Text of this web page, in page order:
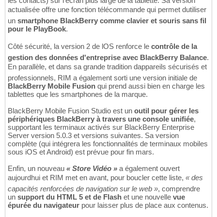
actualisée offre une fonction télécommande qui permet dutiliser
un smartphone BlackBerry comme clavier et souris sans fil
pour le PlayBook.
Côté sécurité, la version 2 de lOS renforce le contrôle de la
gestion des données d'entreprise avec BlackBerry Balance.
En parallèle, et dans sa grande tradition dappareils sécurisés et
professionnels, RIM a également sorti une version initiale de
BlackBerry Mobile Fusion qui prend aussi bien en charge les
tablettes que les smartphones de la marque.
BlackBerry Mobile Fusion Studio est un outil pour gérer les
périphériques BlackBerry à travers une console unifiée,
supportant les terminaux activés sur BlackBerry Enterprise
Server version 5.0.3 et versions suivantes. Sa version
complète (qui intégrera les fonctionnalités de terminaux mobiles
sous iOS et Android) est prévue pour fin mars.
Enfin, un nouveau « Store Vidéo » a également ouvert
aujourdhui et RIM met en avant, pour boucler cette liste, « des
capacités renforcées de navigation sur le web », comprendre
un support du HTML 5 et de Flash et une nouvelle vue
épurée du navigateur pour laisser plus de place aux contenus.